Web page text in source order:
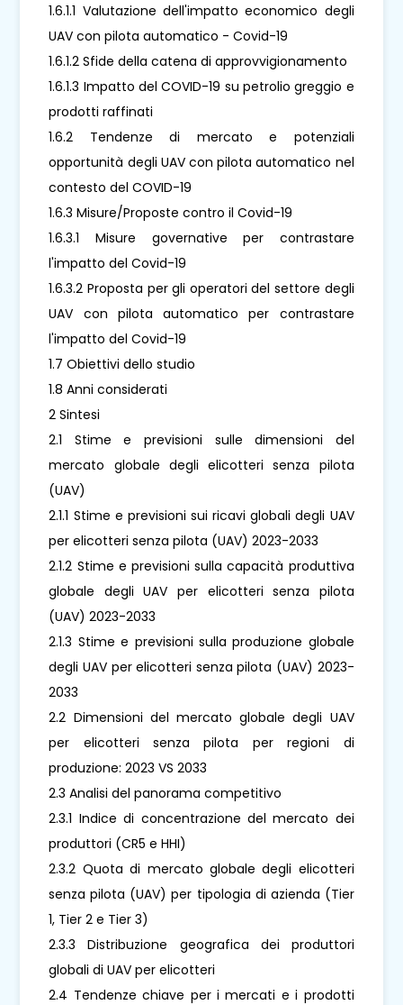
1.6.1.1 Valutazione dell'impatto economico degli
UAV con pilota automatico - Covid-19
1.6.1.2 Sfide della catena di approvvigionamento
1.6.1.3 Impatto del COVID-19 su petrolio greggio e
prodotti raffinati
1.6.2 Tendenze di mercato e potenziali
opportunità degli UAV con pilota automatico nel
contesto del COVID-19
1.6.3 Misure/Proposte contro il Covid-19
1.6.3.1 Misure governative per contrastare
l'impatto del Covid-19
1.6.3.2 Proposta per gli operatori del settore degli
UAV con pilota automatico per contrastare
l'impatto del Covid-19
1.7 Obiettivi dello studio
1.8 Anni considerati
2 Sintesi
2.1 Stime e previsioni sulle dimensioni del
mercato globale degli elicotteri senza pilota
(UAV)
2.1.1 Stime e previsioni sui ricavi globali degli UAV
per elicotteri senza pilota (UAV) 2023-2033
2.1.2 Stime e previsioni sulla capacità produttiva
globale degli UAV per elicotteri senza pilota
(UAV) 2023-2033
2.1.3 Stime e previsioni sulla produzione globale
degli UAV per elicotteri senza pilota (UAV) 2023-
2033
2.2 Dimensioni del mercato globale degli UAV
per elicotteri senza pilota per regioni di
produzione: 2023 VS 2033
2.3 Analisi del panorama competitivo
2.3.1 Indice di concentrazione del mercato dei
produttori (CR5 e HHI)
2.3.2 Quota di mercato globale degli elicotteri
senza pilota (UAV) per tipologia di azienda (Tier
1, Tier 2 e Tier 3)
2.3.3 Distribuzione geografica dei produttori
globali di UAV per elicotteri
2.4 Tendenze chiave per i mercati e i prodotti